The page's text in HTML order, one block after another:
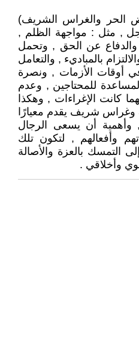
الحر والغراس الشريف)
, مثل : مواجهة الظلم ,
عن الحق , وتحمل
بالمباديء , والتعامل
في أوقات الأزمات , ونصرة
للمحتاجين , وعدم
كانت الإغراءات , وهكذا
شريف يقدم معيارًا
, وأهمية أن يسعى الرجال
وأفعالهم , لتكون تلك
التمسك بالعزة والأصالة
وأخلاقي .